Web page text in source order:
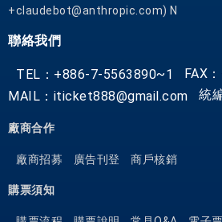
+claudebot@anthropic.com) N
聯絡我們
TEL：+886-7-5563890~1
FAX
MAIL：iticket888@gmail.com
統
廠商合作
廠商招募 廣告刊登 商戶核銷
購票須知